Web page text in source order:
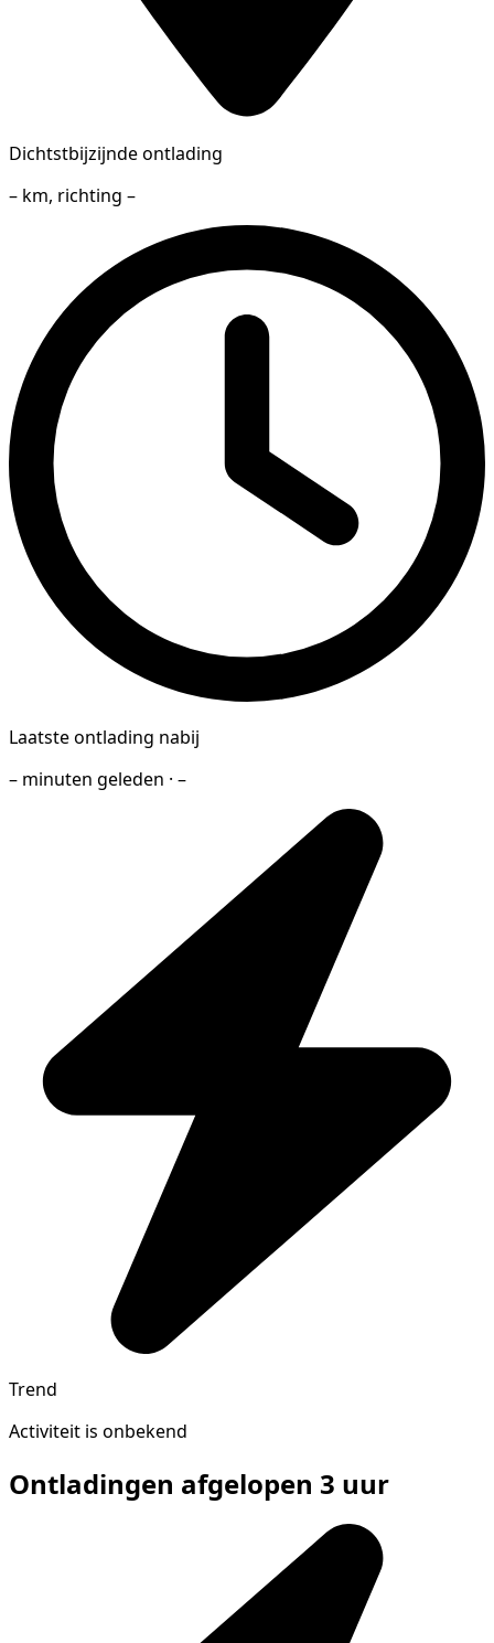
Dichtstbijzijnde ontlading
– km, richting –
Laatste ontlading nabij
– minuten geleden · –
Trend
Activiteit is onbekend
Ontladingen afgelopen 3 uur